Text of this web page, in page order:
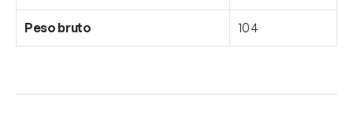
Peso bruto 104